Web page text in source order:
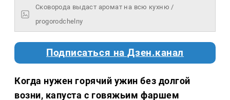
Сковорода выдаст аромат на всю кухню /
progorodchelny
Подписаться на Дзен.канал
Когда нужен горячий ужин без долгой
возни, капуста с говяжьим фаршем